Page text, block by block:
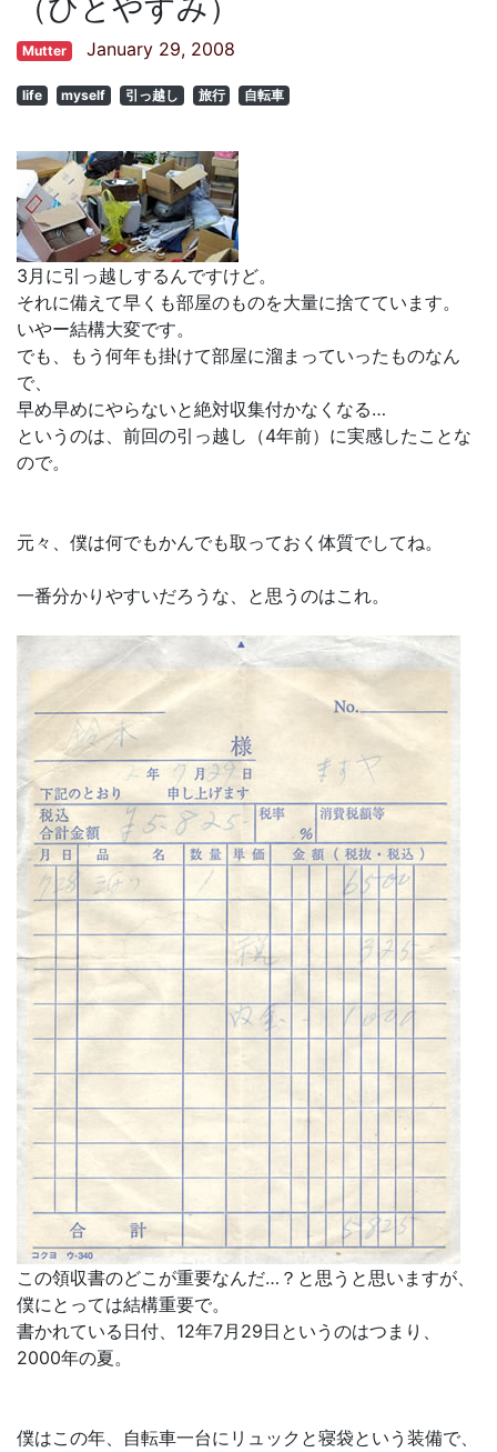
（ひとやすみ）
Mutter January 29, 2008
life myself 引っ越し 旅行 自転車
3月に引っ越しするんですけど。
それに備えて早くも部屋のものを大量に捨てています。
いやー結構大変です。
でも、もう何年も掛けて部屋に溜まっていったものなん
で、
早め早めにやらないと絶対収集付かなくなる…
というのは、前回の引っ越し（4年前）に実感したことな
ので。
元々、僕は何でもかんでも取っておく体質でしてね。
一番分かりやすいだろうな、と思うのはこれ。
この領収書のどこが重要なんだ…？と思うと思いますが、
僕にとっては結構重要で。
書かれている日付、12年7月29日というのはつまり、
2000年の夏。
僕はこの年、自転車一台にリュックと寝袋という装備で、